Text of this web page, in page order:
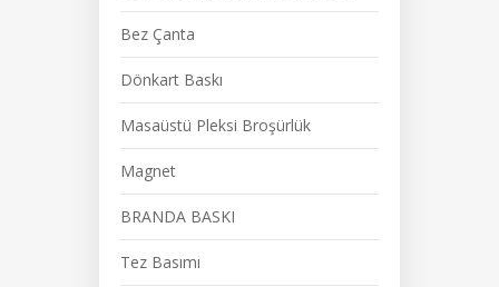
Bez Çanta
Dönkart Baskı
Masaüstü Pleksi Broşürlük
Magnet
BRANDA BASKI
Tez Basımı